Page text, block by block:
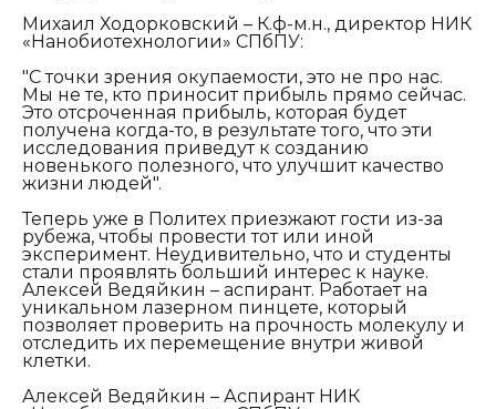
Михаил Ходорковский – К.ф-м.н., директор НИК
«Нанобиотехнологии» СПбПУ:
"С точки зрения окупаемости, это не про нас.
Мы не те, кто приносит прибыль прямо сейчас.
Это отсроченная прибыль, которая будет
получена когда-то, в результате того, что эти
исследования приведут к созданию
новенького полезного, что улучшит качество
жизни людей".
Теперь уже в Политех приезжают гости из-за
рубежа, чтобы провести тот или иной
эксперимент. Неудивительно, что и студенты
стали проявлять больший интерес к науке.
Алексей Ведяйкин – аспирант. Работает на
уникальном лазерном пинцете, который
позволяет проверить на прочность молекулу и
отследить их перемещение внутри живой
клетки.
Алексей Ведяйкин – Аспирант НИК